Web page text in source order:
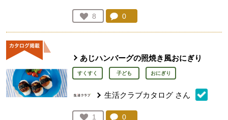
お気に入り登録：
8
人が登録
コメント：
0
あじハンバーグの照焼き風おにぎり
すくすく 子ども おにぎり
生活クラブカタログ さん
お気に入り登録：
1
コメント：
0